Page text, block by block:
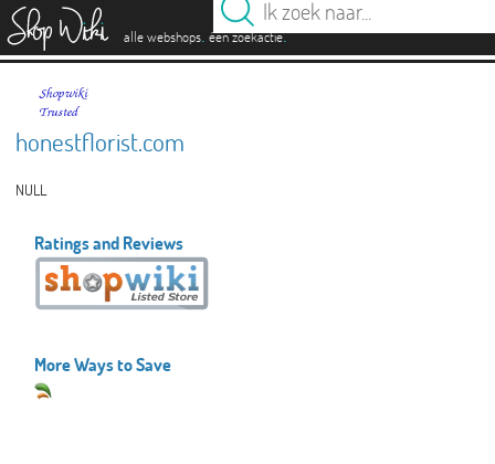
alle webshops. één zoekactie.
honestflorist.com
NULL
Ratings and Reviews
More Ways to Save